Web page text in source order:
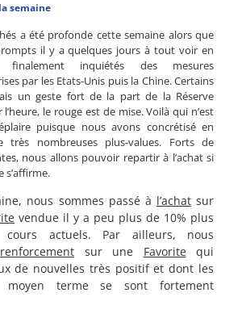
semaine
a été profonde cette semaine alors que
il y a quelques jours à tout voir en
inquiétés des mesures
par les Etats-Unis puis la Chine. Certains
un geste fort de la part de la Réserve
le rouge est de mise. Voilà qui n’est
puisque nous avons concrétisé en
très nombreuses plus-values. Forts de
nous allons pouvoir repartir à l’achat si
s’affirme.
nous sommes passé à l’achatsur
vendue il y a peu plus de 10% plus
actuels. Par ailleurs, nous
renforcement sur une Favoritequi
de nouvelles très positif et dont les
moyen terme se sont fortement